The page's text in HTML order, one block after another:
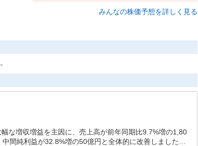
みんなの株価予想を詳しく見る
な増収増益を主因に、売上高が前年同期比9.7%増の1,80
間純利益が32.8%増の50億円と全体的に改善しました。